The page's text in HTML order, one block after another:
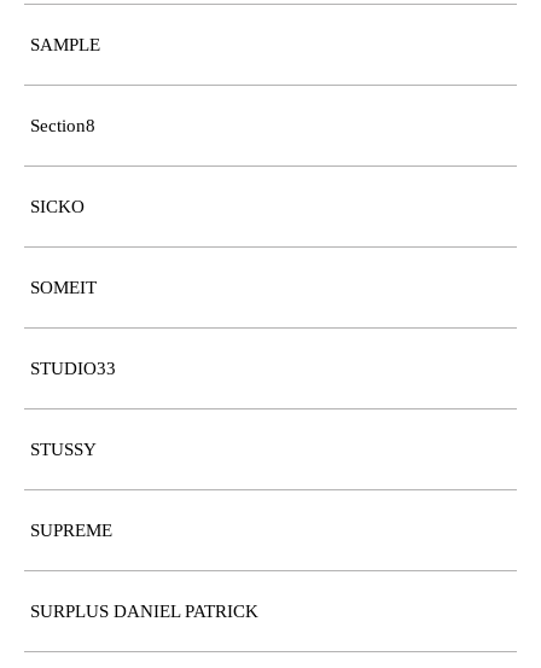
SAMPLE
Section8
SICKO
SOMEIT
STUDIO33
STUSSY
SUPREME
SURPLUS DANIEL PATRICK